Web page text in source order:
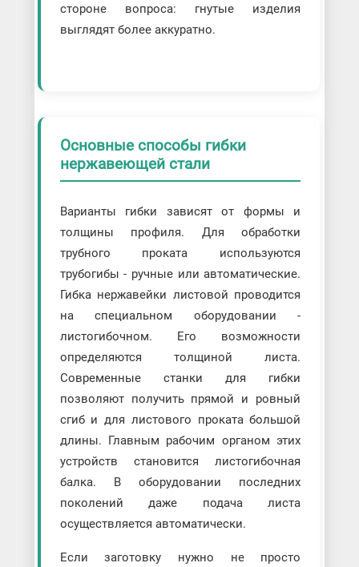
стороне вопроса: гнутые изделия
выглядят более аккуратно.
Основные способы гибки
нержавеющей стали
Варианты гибки зависят от формы и
толщины профиля. Для обработки
трубного проката используются
трубогибы - ручные или автоматические.
Гибка нержавейки листовой проводится
на специальном оборудовании -
листогибочном. Его возможности
определяются толщиной листа.
Современные станки для гибки
позволяют получить прямой и ровный
сгиб и для листового проката большой
длины. Главным рабочим органом этих
устройств становится листогибочная
балка. В оборудовании последних
поколений даже подача листа
осуществляется автоматически.
Если заготовку нужно не просто